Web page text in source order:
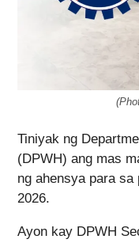
Tiniyak ng
(DPWH) ang mas
ng ahensya para sa
2026.
Ayon kay DPWH